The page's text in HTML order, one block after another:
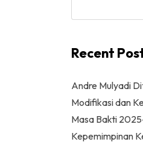
Recent
Andre Mulyadi
Modifikasi dan
Masa Bakti
Kepemimpinan